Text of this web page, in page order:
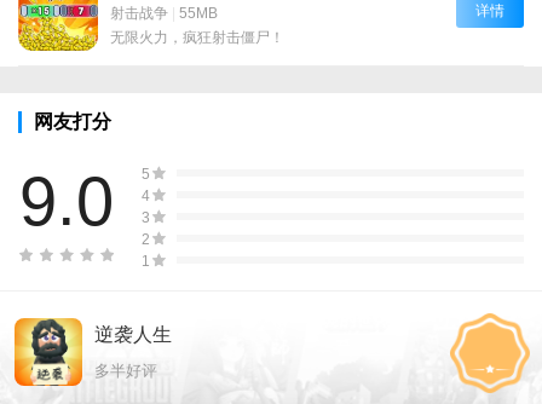
射击战争 | 55MB
无限火力，疯狂射击僵尸！
详情
网友打分
9.0
5
4
3
2
1
逆袭人生
多半好评